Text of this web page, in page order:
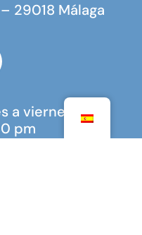
29018 Málaga
a viernes
pm